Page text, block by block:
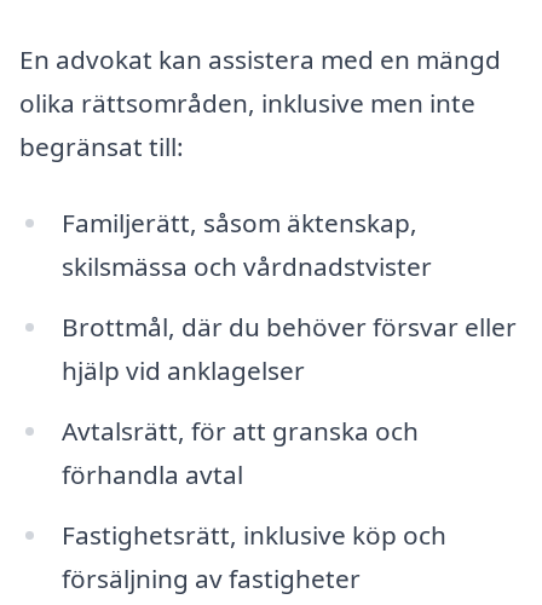
En advokat kan assistera med en mängd
olika rättsområden, inklusive men inte
begränsat till:
Familjerätt, såsom äktenskap,
skilsmässa och vårdnadstvister
Brottmål, där du behöver försvar eller
hjälp vid anklagelser
Avtalsrätt, för att granska och
förhandla avtal
Fastighetsrätt, inklusive köp och
försäljning av fastigheter